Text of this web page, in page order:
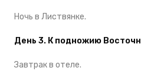
Ночь в Листвянке.
День 3. К подножию
Завтрак в отеле.